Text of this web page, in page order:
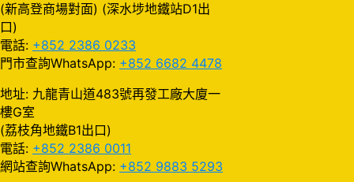
(新高登商場對面) (深水埗地鐵站D1出
口)
電話: +852 2386 0233
門市查詢WhatsApp: +852 6682 4478
地址: 九龍青山道483號再發工廠大廈一
樓G室
(荔枝角地鐵B1出口)
電話: +852 2386 0011
網站查詢WhatsApp: +852 9883 5293